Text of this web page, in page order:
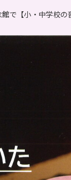
で【小・中学校